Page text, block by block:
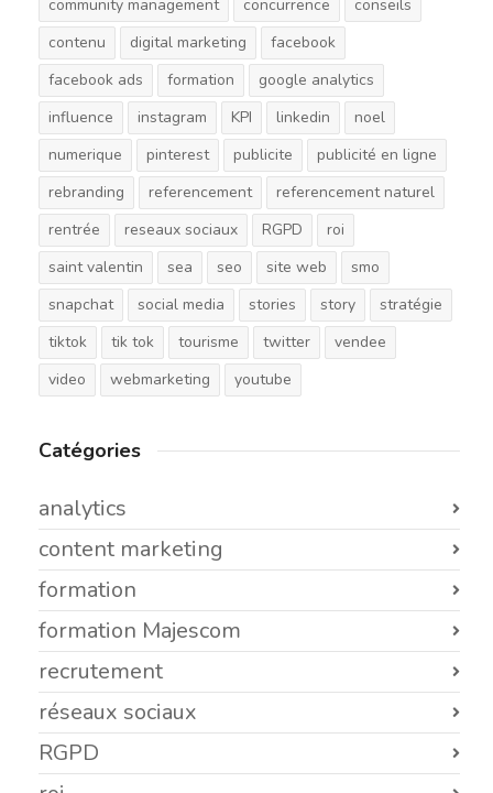
community management concurrence
conseils
contenu
digital marketing
facebook
facebook ads
formation
google analytics
influence
instagram KPI linkedin
noel
numerique
pinterest publicite
publicité en ligne
rebranding
referencement
referencement naturel
rentrée
reseaux sociaux RGPD
roi
saint valentin
sea seo site web
smo
snapchat
social media stories story
stratégie
tiktok
tik tok tourisme twitter
vendee
video
webmarketing youtube
Catégories
analytics
content marketing
formation
formation Majescom
recrutement
réseaux sociaux
RGPD